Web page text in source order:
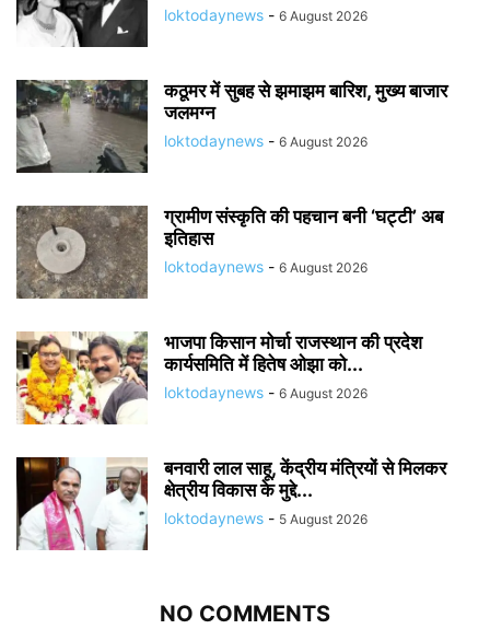
loktodaynews - 6 August 2026
कठूमर में सुबह से झमाझम बारिश, मुख्य बाजार
जलमग्न
loktodaynews - 6 August 2026
ग्रामीण संस्कृति की पहचान बनी ‘घट्टी’ अब
इतिहास
loktodaynews - 6 August 2026
भाजपा किसान मोर्चा राजस्थान की प्रदेश
कार्यसमिति में हितेष ओझा को...
loktodaynews - 6 August 2026
बनवारी लाल साहू, केंद्रीय मंत्रियों से मिलकर
क्षेत्रीय विकास के मुद्दे...
loktodaynews - 5 August 2026
NO COMMENTS